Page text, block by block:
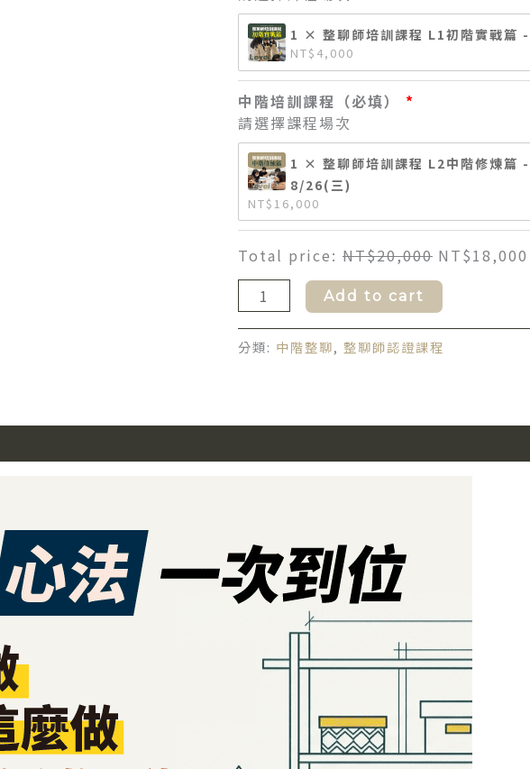
1 × 整聊師培訓課程 L1初階實戰篇
NT$ 4,000
中階培訓課程（必填）
請選擇課程場次
1 × 整聊師培訓課程 L2中階修煉篇
8/26(三)
NT$ 16,000
Total price: NT$20,000 NT$18,000
Add to cart
分類: 中階整聊, 整聊師認證課程